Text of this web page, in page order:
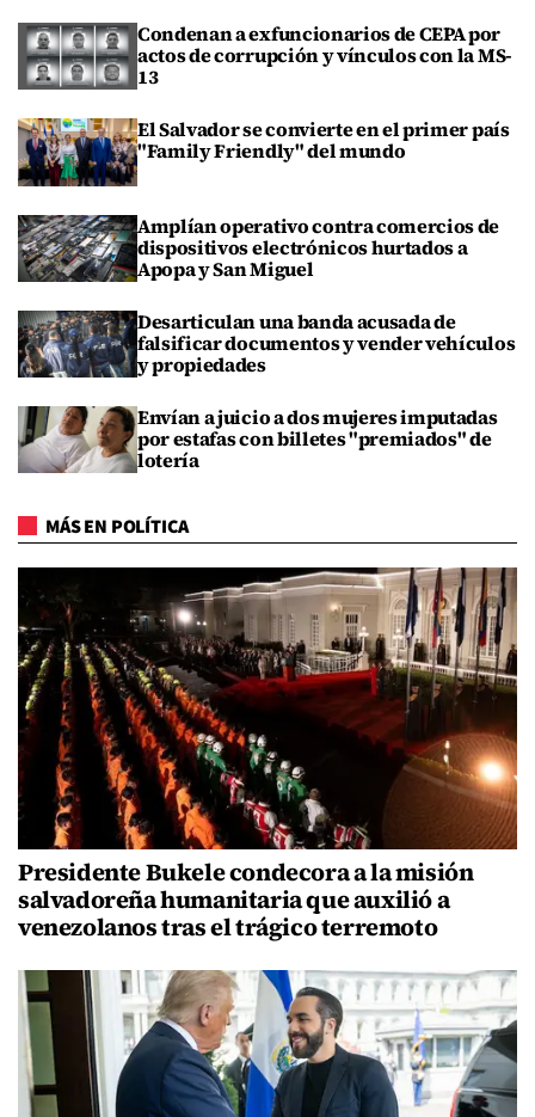
Condenan a exfuncionarios de CEPA por
actos de corrupción y vínculos con la MS-
13
El Salvador se convierte en el primer país
"Family Friendly" del mundo
Amplían operativo contra comercios de
dispositivos electrónicos hurtados a
Apopa y San Miguel
Desarticulan una banda acusada de
falsificar documentos y vender vehículos
y propiedades
Envían a juicio a dos mujeres imputadas
por estafas con billetes "premiados" de
lotería
MÁS EN POLÍTICA
Presidente Bukele condecora a la misión
salvadoreña humanitaria que auxilió a
venezolanos tras el trágico terremoto